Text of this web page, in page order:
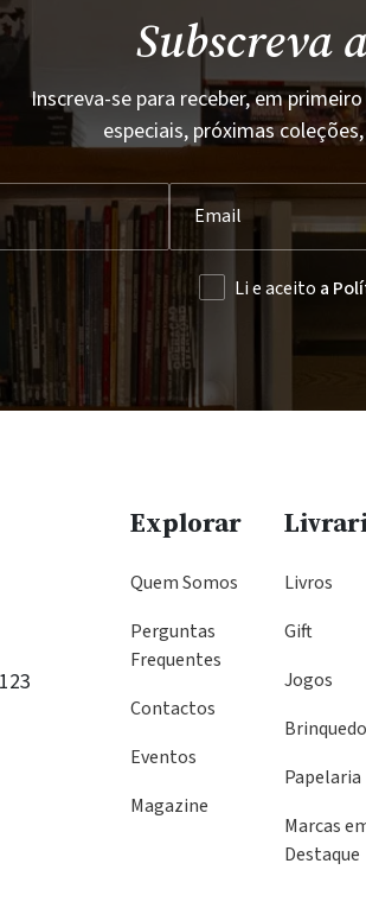
Subscreva
Inscreva-se para receber, em
especiais, próximas
Li e aceito a
Explorar
Quem Somos
Perguntas
Frequentes
Contactos
Eventos
Magazine
Livros
Gift
Jogos
Papelaria
Marcas
Destaque